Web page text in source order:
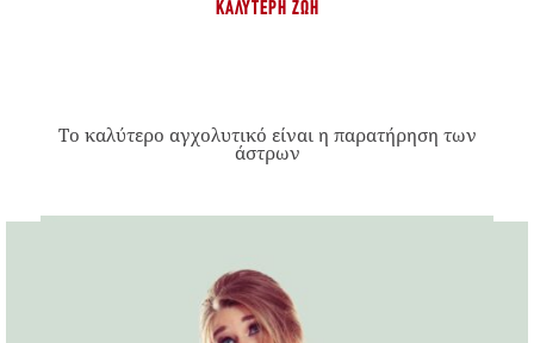
ΚΑΛΎΤΕΡΗ ΖΩΉ
Το καλύτερο αγχολυτικό είναι η παρατήρηση των
άστρων